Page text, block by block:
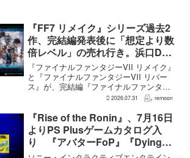
『FF7 リメイク』シリーズ過去2
作、完結編発表後に「想定より数
倍レベル」の売れ行き。浜口Dが
明かす
『ファイナルファンタジーVII リメイク』
と『ファイナルファンタジーVII リバー
ス』が、完結編『ファイナルファンタジ
ーVII リベレーション』の発表後、「我々
ると、シリーズディレクターの浜口直樹
氏がAU...
2026.07.31 remoon
『Rise of the Ronin』、7月16日
よりPS Plusゲームカタログ入
り 『アバターFoP』『Dying
Light』なども順次配信